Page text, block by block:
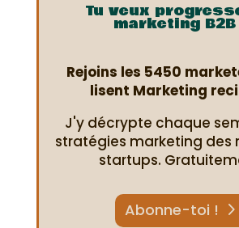
Tu veux
marketing B2B
Rejoins les 5450
lisent Marketing
J'y décrypte chaque
stratégies marketing des
startups.
Abonne-toi !